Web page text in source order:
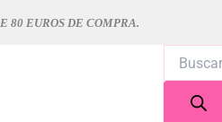
80 EUROS DE COMPRA.